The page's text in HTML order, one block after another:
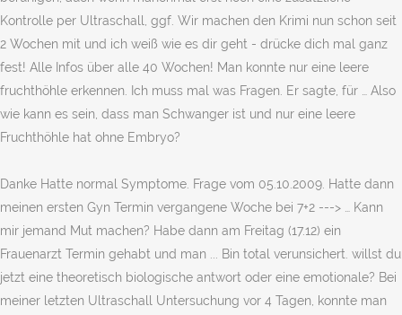
Danke Hatte normal Symptome. Frage vom 05.10.2009. Hatte dann
meinen ersten Gyn Termin vergangene Woche bei 7+2 ---> … Kann
mir jemand Mut machen? Habe dann am Freitag (17.12) ein
Frauenarzt Termin gehabt und man ... Bin total verunsichert. willst du
jetzt eine theoretisch biologische antwort oder eine emotionale? Bei
meiner letzten Ultraschall Untersuchung vor 4 Tagen, konnte man